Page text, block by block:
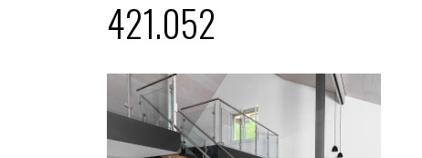
421.052